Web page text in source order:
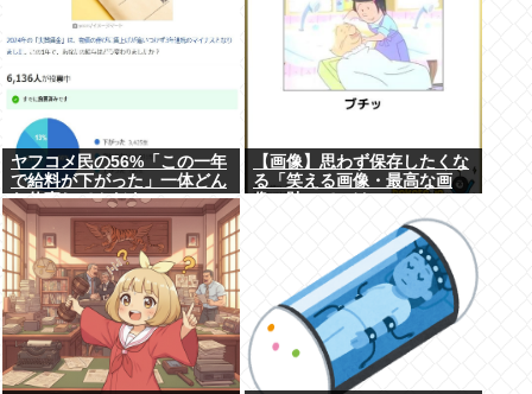
ヤフコメ民の56%「この一年
で給料が下がった」一体どん
な仕事してんだよこいつ
ら！？
【画像】思わず保存したくな
る「笑える画像・最高な画